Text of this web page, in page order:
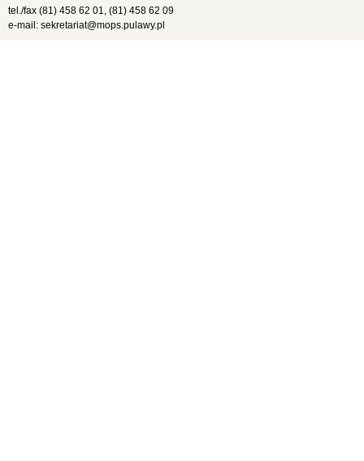
tel./fax (81) 458 62 01, (81) 458 62 09
e-mail: sekretariat@mops.pulawy.pl